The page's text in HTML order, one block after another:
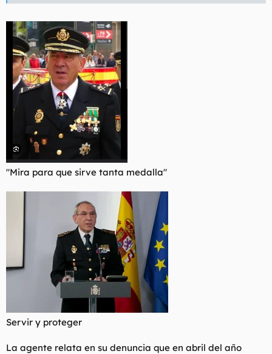
"Mira para que sirve tanta medalla"
Servir y proteger
La agente relata en su denuncia que en abril del año